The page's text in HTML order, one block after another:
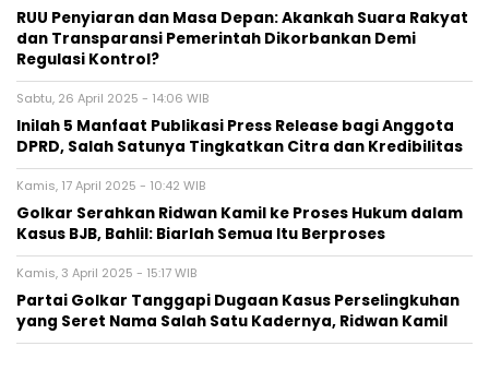
RUU Penyiaran dan Masa Depan: Akankah Suara Rakyat
dan Transparansi Pemerintah Dikorbankan Demi
Regulasi Kontrol?
Sabtu, 26 April 2025 - 14:06 WIB
Inilah 5 Manfaat Publikasi Press Release bagi Anggota
DPRD, Salah Satunya Tingkatkan Citra dan Kredibilitas
Kamis, 17 April 2025 - 10:42 WIB
Golkar Serahkan Ridwan Kamil ke Proses Hukum dalam
Kasus BJB, Bahlil: Biarlah Semua Itu Berproses
Kamis, 3 April 2025 - 15:17 WIB
Partai Golkar Tanggapi Dugaan Kasus Perselingkuhan
yang Seret Nama Salah Satu Kadernya, Ridwan Kamil